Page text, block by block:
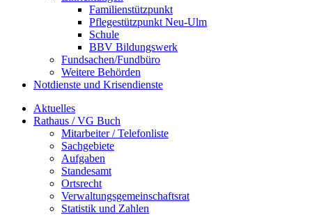
Familienstützpunkt
Pflegestützpunkt Neu-Ulm
Schule
BBV Bildungswerk
Fundsachen/Fundbüro
Weitere Behörden
Notdienste und Krisendienste
Aktuelles
Rathaus / VG Buch
Mitarbeiter / Telefonliste
Sachgebiete
Aufgaben
Standesamt
Ortsrecht
Verwaltungsgemeinschaftsrat
Statistik und Zahlen